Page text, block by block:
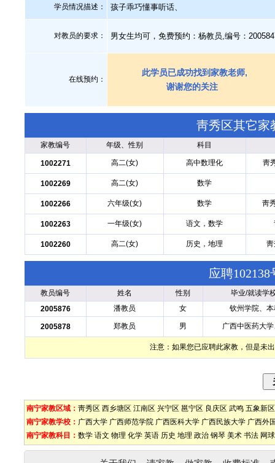
学员情况描述： 孩子乖巧懂事听话、
对教员的要求： 男女生均可，免费预约：杨教员,编号：
在线预约：
此学员已成功找到家教老师,
谢谢您的关注
靑秀区其它家
家教编号 年级、性别 科目
1002271 高二(女) 高中数理化 靑
1002269 高二(女) 数学
1002266 六年级(女) 数学 靑
1002263 一年级(女) 语文，数学
1002260 高二(女) 历史，地理
应聘
教员编号 姓名 性别
毕业/就读学
2005876
潘教员 女 钦州学院、
2005878 郑教员 男 广西中医药大
注意：如果您已应聘此家教，但是未
南宁家教区域： 靑秀区 西乡塘区 江南区 兴宁区 邕宁区 良庆区 武鸣 五象新区
南宁家教学校： 广西大学 广西师范学院 广西医科大学 广西民族大学 广西外
南宁家教科目： 数学 语文 物理 化学 英语 历史 地理 政治 钢琴 美术 书法 网球